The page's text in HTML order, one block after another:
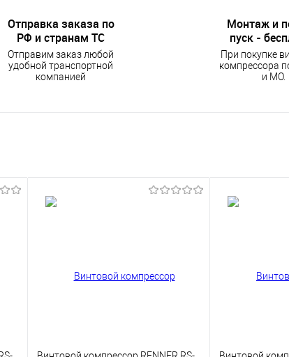
Отправка заказа по
РФ и странам ТС
Отправим заказ любой
удобной транспортной
компанией
Монтаж и
пуск -
При покупке
компрессора
и МО.